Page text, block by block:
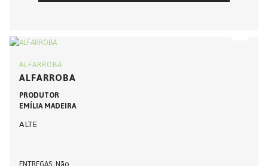
ALFARROBA
ALFARROBA
PRODUTOR
EMÍLIA MADEIRA
ALTE